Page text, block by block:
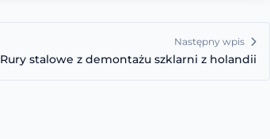
Następny wpis
Rury stalowe z demontażu szklarni z holandii